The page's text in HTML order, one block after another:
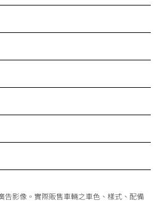
告影像。實際販售車輛之車色、樣式、配備